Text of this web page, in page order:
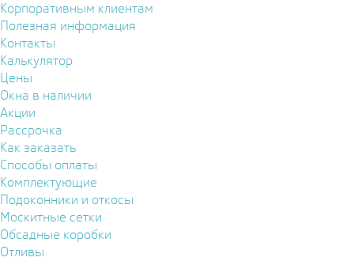
Корпоративным клиентам
Полезная информация
Контакты
Калькулятор
Цены
Окна в наличии
Акции
Рассрочка
Как заказать
Способы оплаты
Комплектующие
Подоконники и откосы
Москитные сетки
Обсадные коробки
Отливы